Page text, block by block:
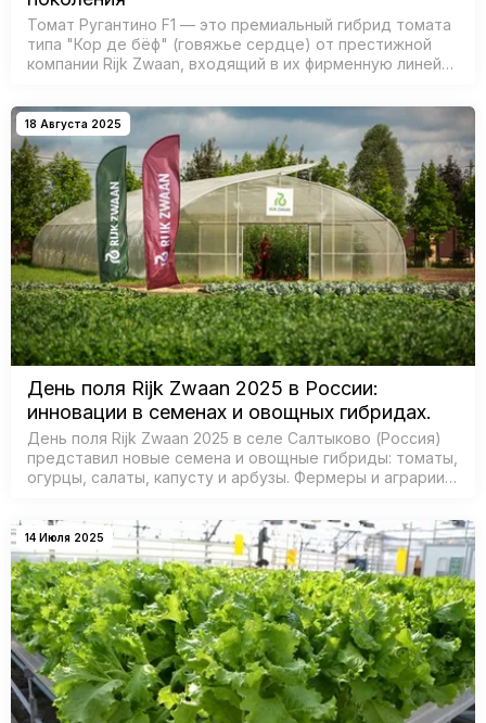
Томат Ругантино F1 — это премиальный гибрид томата
типа "Кор де бёф" (говяжье сердце) от престижной
компании Rijk Zwaan, входящий в их фирменную линейку
для тепличных прои…
18 Августа 2025
День поля Rijk Zwaan 2025 в России:
инновации в семенах и овощных гибридах.
День поля Rijk Zwaan 2025 в селе Салтыково (Россия)
представил новые семена и овощные гибриды: томаты,
огурцы, салаты, капусту и арбузы. Фермеры и аграрии
гибридов в полевых услови…
14 Июля 2025